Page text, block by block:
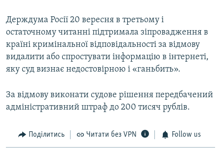
Держдума Росії 20 вересня в третьому і
остаточному читанні підтримала зіпровадження в
країні кримінальної відповідальності за відмову
видалити або спростувати інформацію в інтернеті,
яку суд визнає недостовірною і «ганьбить».
За відмову виконати судове рішення передбачений
адміністративний штраф до 200 тисяч рублів.
Поділитись Читати без VPN Follow us